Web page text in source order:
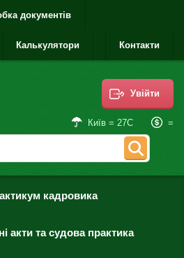
документів
Калькулятори Контакти
Увійти
Київ = 27С =
кадровика
акти та судова практика